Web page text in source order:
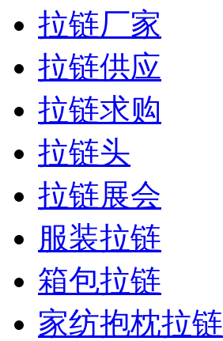
拉链厂家
拉链供应
拉链求购
拉链头
拉链展会
服装拉链
箱包拉链
家纺抱枕拉链